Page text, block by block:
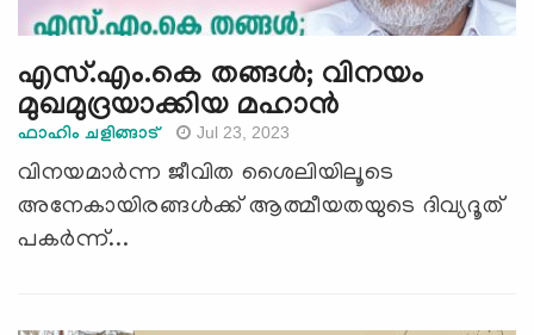
എസ്.എം.കെ തങ്ങള്‍; വിനയം
മുഖമുദ്രയാക്കിയ മഹാന്‍
ഫാഹിം ചളിങ്ങാട് Jul 23, 2023
വിനയമാര്‍ന്ന ജീവിത ശൈലിയിലൂടെ
അനേകായിരങ്ങള്‍ക്ക് ആത്മീയതയുടെ ദിവ്യദൂത്
പകര്‍ന്ന്...